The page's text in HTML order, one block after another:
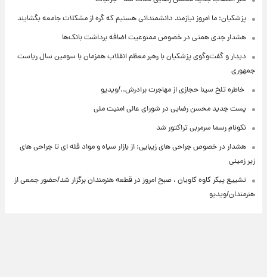
پزشکیان: ما امروز نیازمند دانشمندانی هستیم که گره از مشکلات جامعه بگشایند
هشدار جدی همتی در خصوص ممنوعیت اضافه ‌برداشت بانک‌ها
دیدار و گفت‌وگوی پزشکیان با رهبر معظم انقلاب همزمان با سومین سال ریاست
جمهوری
⁨ خاطره تلخ سینا حجازی از مهاجرت برادرش../ویدیو
پست جدید محسن رضایی در شورای عالی امنیت ملی
نکونام رسما سرمربی تراکتور شد
هشدار در خصوص جراحی های زیبایی: از بازار سیاه و مواد فله ای تا جراحی های
زیر زمینی
تشییع پیکر کاوه کاویان ، صبح امروز در قطعه هنرمندان برگزار شد/حضور جمعی از
هنرمندان/ویدیو